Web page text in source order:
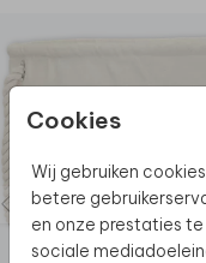
Cookies
Wij gebruiken
betere
en onze prestaties
sociale